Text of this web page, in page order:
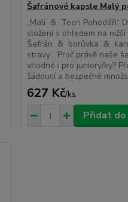
Šafránové kapsle Malý
„Malí & Teen Pohodáři“
složení s ohledem na
Šafrán & borůvka &
stravy Proč právě naše
vhodné i pro juniory/ky?
žádoucí a bezpečné
627 Kč/ks
Přidat do